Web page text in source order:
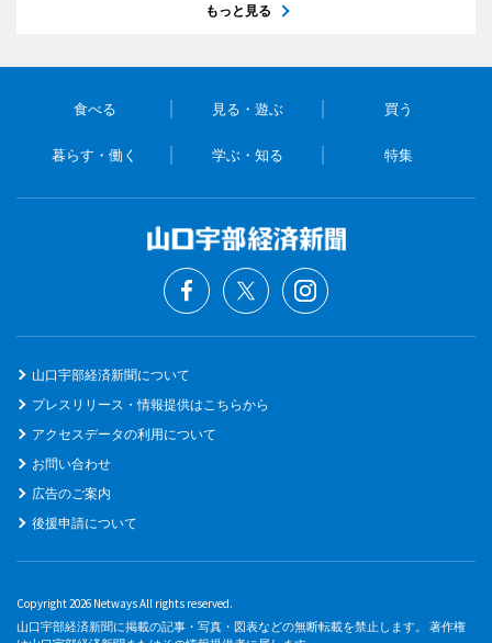
もっと見る
食べる 見る・遊ぶ 買う
暮らす・働く 学ぶ・知る 特集
山口宇部経済新聞について
プレスリリース・情報提供はこちらから
アクセスデータの利用について
お問い合わせ
広告のご案内
後援申請について
Copyright 2026 Netways All rights reserved.
山口宇部経済新聞に掲載の記事・写真・図表などの無断転載を禁止します。 著作権